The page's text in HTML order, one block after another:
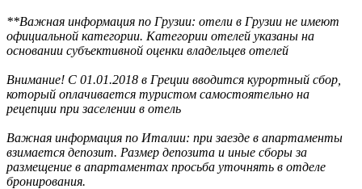
**Важная информация по Грузии: отели в Грузии не имеют
официальной категории. Категории отелей указаны на
основании субъективной оценки владельцев отелей
Внимание! С 01.01.2018 в Греции вводится курортный сбор,
который оплачивается туристом самостоятельно на
рецепции при заселении в отель
Важная информация по Италии: при заезде в апартаменты
взимается депозит. Размер депозита и иные сборы за
размещение в апартаментах просьба уточнять в отделе
бронирования.